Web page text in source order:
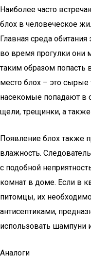
Наиболее часто
блох в человеческое
Главная среда
во время прогулки они
таким образом
место блох – это
насекомые попадают в
щели, трещинки, а
Появление блох также
влажность.
с подобной
комнат в доме. Если в
питомцы, их
антисептиками,
использовать шампуни
Аналоги